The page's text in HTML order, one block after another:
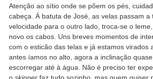
Atenção ao sítio onde se põem os pés,
cabeça. À batuta de José, as velas passam a
velocidade para o outro lado, troca-se o
novo os cabos. Uns breves momentos de
com o esticão das telas e já estamos virados
antes íamos no alto, agora a inclinação
escorregar até à água. Não é preciso ter